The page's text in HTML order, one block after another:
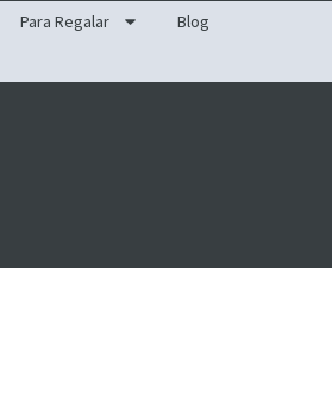
Para Regalar
Blog